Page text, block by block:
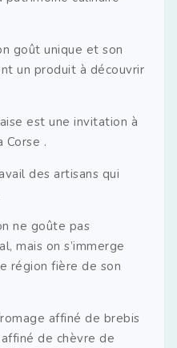
goût unique et son
un produit à découvrir
est une invitation à
Corse .
des artisans qui
ne goûte pas
mais on s’immerge
région fière de son
affiné de brebis
de chèvre de